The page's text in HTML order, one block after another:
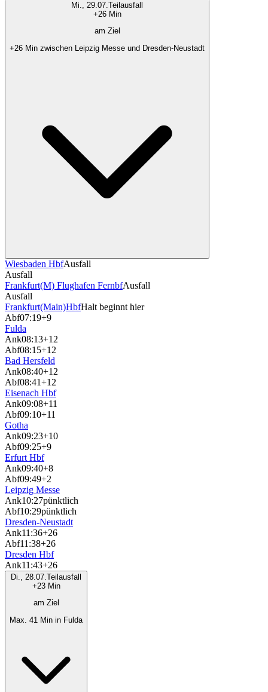
Mi., 29.07.Teilausfall
+26 Min
am Ziel
+26 Min zwischen Leipzig Messe und Dresden-Neustadt
Wiesbaden HbfAusfall
Ausfall
Frankfurt(M) Flughafen FernbfAusfall
Ausfall
Frankfurt(Main)HbfHalt beginnt hier
Abf07:19+9
Fulda
Ank08:13+12
Abf08:15+12
Bad Hersfeld
Ank08:40+12
Abf08:41+12
Eisenach Hbf
Ank09:08+11
Abf09:10+11
Gotha
Ank09:23+10
Abf09:25+9
Erfurt Hbf
Ank09:40+8
Abf09:49+2
Leipzig Messe
Ank10:27pünktlich
Abf10:29pünktlich
Dresden-Neustadt
Ank11:36+26
Abf11:38+26
Dresden Hbf
Ank11:43+26
Di., 28.07.Teilausfall
+23 Min
am Ziel
Max. 41 Min in Fulda